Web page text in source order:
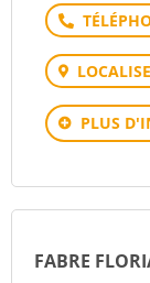
PLUS
FABRE